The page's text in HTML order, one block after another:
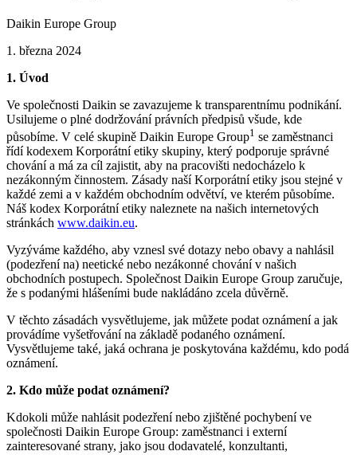
Daikin Europe Group
1. března 2024
1. Úvod
Ve společnosti Daikin se zavazujeme k transparentnímu podnikání.
Usilujeme o plné dodržování právních předpisů všude, kde
působíme. V celé skupině Daikin Europe Group1 se zaměstnanci
řídí kodexem Korporátní etiky skupiny, který podporuje správné
chování a má za cíl zajistit, aby na pracovišti nedocházelo k
nezákonným činnostem. Zásady naší Korporátní etiky jsou stejné v
každé zemi a v každém obchodním odvětví, ve kterém působíme.
Náš kodex Korporátní etiky naleznete na našich internetových
stránkách www.daikin.eu.
Vyzýváme každého, aby vznesl své dotazy nebo obavy a nahlásil
(podezření na) neetické nebo nezákonné chování v našich
obchodních postupech. Společnost Daikin Europe Group zaručuje,
že s podanými hlášeními bude nakládáno zcela důvěrně.
V těchto zásadách vysvětlujeme, jak můžete podat oznámení a jak
provádíme vyšetřování na základě podaného oznámení.
Vysvětlujeme také, jaká ochrana je poskytována každému, kdo podá
oznámení.
2. Kdo může podat oznámení?
Kdokoli může nahlásit podezření nebo zjištěné pochybení ve
společnosti Daikin Europe Group: zaměstnanci i externí
zainteresované strany, jako jsou dodavatelé, konzultanti,